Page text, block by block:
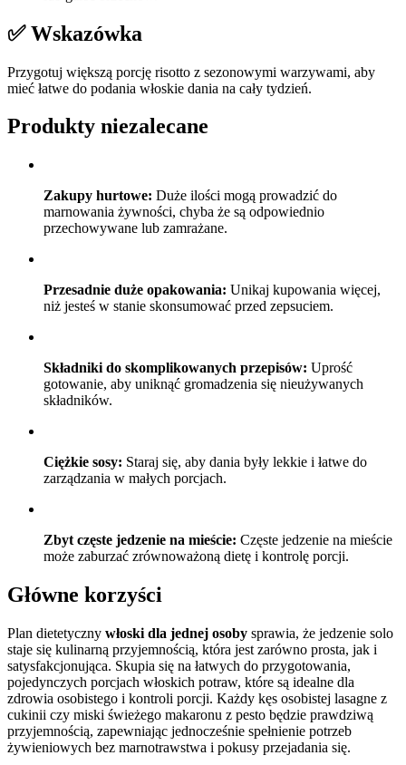
✅ Wskazówka
Przygotuj większą porcję risotto z sezonowymi warzywami, aby
mieć łatwe do podania włoskie dania na cały tydzień.
Produkty niezalecane
Zakupy hurtowe: Duże ilości mogą prowadzić do
marnowania żywności, chyba że są odpowiednio
przechowywane lub zamrażane.
Przesadnie duże opakowania: Unikaj kupowania więcej,
niż jesteś w stanie skonsumować przed zepsuciem.
Składniki do skomplikowanych przepisów: Uprość
gotowanie, aby uniknąć gromadzenia się nieużywanych
składników.
Ciężkie sosy: Staraj się, aby dania były lekkie i łatwe do
zarządzania w małych porcjach.
Zbyt częste jedzenie na mieście: Częste jedzenie na mieście
może zaburzać zrównoważoną dietę i kontrolę porcji.
Główne korzyści
Plan dietetyczny włoski dla jednej osoby sprawia, że jedzenie solo
staje się kulinarną przyjemnością, która jest zarówno prosta, jak i
satysfakcjonująca. Skupia się na łatwych do przygotowania,
pojedynczych porcjach włoskich potraw, które są idealne dla
zdrowia osobistego i kontroli porcji. Każdy kęs osobistej lasagne z
cukinii czy miski świeżego makaronu z pesto będzie prawdziwą
przyjemnością, zapewniając jednocześnie spełnienie potrzeb
żywieniowych bez marnotrawstwa i pokusy przejadania się.